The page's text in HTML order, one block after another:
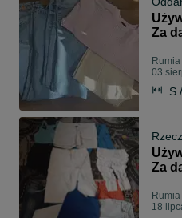
Za
Rumia
03
S
Za
Rumia
18